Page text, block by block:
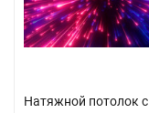
Натяжной потолок с